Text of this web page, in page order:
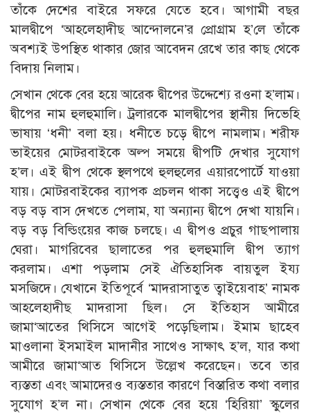
তাঁকে দেশের বাইরে সফরে যেতে হবে। আগামী বছর
মালদ্বীপে ‘আহলেহাদীছ আন্দোলনে’র প্রোগ্রাম হ’লে তাঁকে
অবশ্যই উপস্থিত থাকার জোর আবেদন রেখে তার কাছ থেকে
বিদায় নিলাম।
সেখান থেকে বের হয়ে আরেক দ্বীপের উদ্দেশ্যে রওনা হ’লাম।
দ্বীপের নাম হুলহুমালি। ট্রলারকে মালদ্বীপের স্থানীয় দিভেহি
ভাষায় ‘ধনী’ বলা হয়। ধনীতে চড়ে দ্বীপে নামলাম। শরীফ
ভাইয়ের মোটরবাইকে অল্প সময়ে দ্বীপটি দেখার সুযোগ
হ’ল। এই দ্বীপ থেকে স্থলপথে হুলহুলের এয়ারপোর্টে যাওয়া
যায়। মোটরবাইকের ব্যাপক প্রচলন থাকা সত্ত্বেও এই দ্বীপে
বড় বড় বাস দেখতে পেলাম, যা অন্যান্য দ্বীপে দেখা যায়নি।
বড় বড় বিল্ডিংয়ের কাজ চলছে। এ দ্বীপও প্রচুর গাছপালায়
ঘেরা। মাগরিবের ছালাতের পর হুলহুমালি দ্বীপ ত্যাগ
করলাম। এশা পড়লাম সেই ঐতিহাসিক বায়তুল ইয্য
মসজিদে। যেখানে ইতিপূর্বে ‘মাদরাসাতুত ত্বাইয়েবাহ’ নামক
আহলেহাদীছ মাদরাসা ছিল। সে ইতিহাস আমীরে
জামা‘আতের থিসিসে আগেই পড়েছিলাম। ইমাম ছাহেব
মাওলানা ইসমাইল মাদানীর সাথেও সাক্ষাৎ হ’ল, যার কথা
আমীরে জামা‘আত থিসিসে উল্লেখ করেছেন। তবে তার
ব্যস্ততা এবং আমাদেরও ব্যস্ততার কারণে বিস্তারিত কথা বলার
সুযোগ হ’ল না। সেখান থেকে বের হয়ে ‘হিরিয়া’ স্কুলের